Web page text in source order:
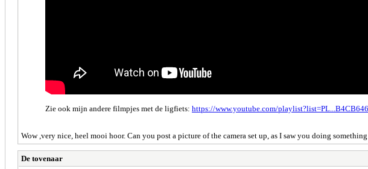
Zie ook mijn andere filmpjes met de ligfiets: https://www.youtube.com/
Wow ,very nice, heel mooi hoor. Can you post a picture of the camera set up, as I saw you doing
De tovenaar